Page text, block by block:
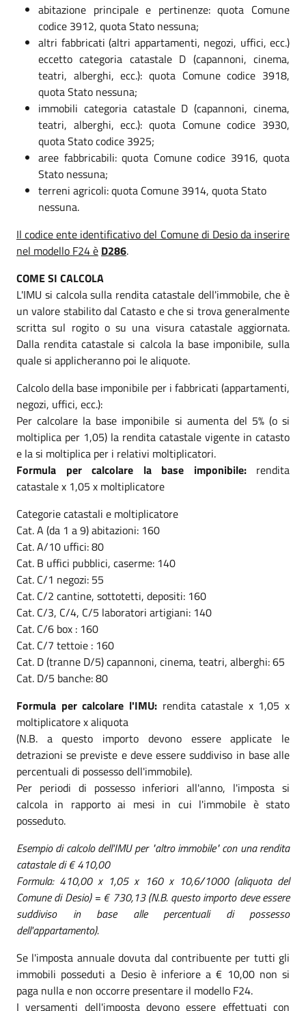
abitazione principale e pertinenze: quota Comune
codice 3912, quota Stato nessuna;
altri fabbricati (altri appartamenti, negozi, uffici, ecc.)
eccetto categoria catastale D (capannoni, cinema,
teatri, alberghi, ecc.): quota Comune codice 3918,
quota Stato nessuna;
immobili categoria catastale D (capannoni, cinema,
teatri, alberghi, ecc.): quota Comune codice 3930,
quota Stato codice 3925;
aree fabbricabili: quota Comune codice 3916, quota
Stato nessuna;
terreni agricoli: quota Comune 3914, quota Stato
nessuna.
Il codice ente identificativo del Comune di Desio da inserire
nel modello F24 è D286.
COME SI CALCOLA
L'IMU si calcola sulla rendita catastale dell'immobile, che è
un valore stabilito dal Catasto e che si trova generalmente
scritta sul rogito o su una visura catastale aggiornata.
Dalla rendita catastale si calcola la base imponibile, sulla
quale si applicheranno poi le aliquote.
Calcolo della base imponibile per i fabbricati (appartamenti,
negozi, uffici, ecc.):
Per calcolare la base imponibile si aumenta del 5% (o si
moltiplica per 1,05) la rendita catastale vigente in catasto
e la si moltiplica per i relativi moltiplicatori.
Formula per calcolare la base imponibile:rendita
catastale x 1,05 x moltiplicatore
Categorie catastali e moltiplicatore
Cat. A (da 1 a 9) abitazioni: 160
Cat. A/10 uffici: 80
Cat. B uffici pubblici, caserme: 140
Cat. C/1 negozi: 55
Cat. C/2 cantine, sottotetti, depositi: 160
Cat. C/3, C/4, C/5 laboratori artigiani: 140
Cat. C/6 box : 160
Cat. C/7 tettoie : 160
Cat. D (tranne D/5) capannoni, cinema, teatri, alberghi: 65
Cat. D/5 banche: 80
Formula per calcolare l'IMU:rendita catastale x 1,05 x
moltiplicatore x aliquota
(N.B. a questo importo devono essere applicate le
detrazioni se previste e deve essere suddiviso in base alle
percentuali di possesso dell'immobile).
Per periodi di possesso inferiori all'anno, l'imposta si
calcola in rapporto ai mesi in cui l'immobile è stato
posseduto.
Esempio di calcolo dell'IMU per "altro immobile" con una rendita
catastale di € 410,00
Formula: 410,00 x 1,05 x 160 x 10,6/1000 (aliquota del
Comune di Desio) = € 730,13 (N.B. questo importo deve essere
suddiviso in base alle percentuali di possesso
dell'appartamento).
Se l'imposta annuale dovuta dal contribuente per tutti gli
immobili posseduti a Desio è inferiore a € 10,00 non si
paga nulla e non occorre presentare il modello F24.
I versamenti dell'imposta devono essere effettuati con